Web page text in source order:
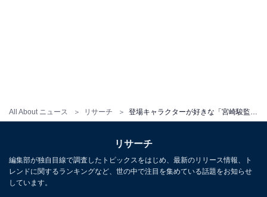
All About ニュース リサーチ
リサーチ
編集部が独自目線で調査したトピックスをはじめ、最新のリリース情報、ト
レンドに関するランキングなど、世の中で注目を集めている話題をお知らせ
しています。